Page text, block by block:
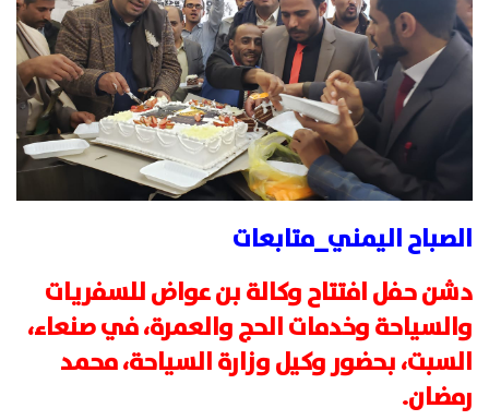
الصباح اليمني_متابعات
دشن حفل افتتاح وكالة بن عواض للسفريات
والسياحة وخدمات الحج والعمرة، في صنعاء،
السبت، بحضور وكيل وزارة السياحة، محمد
رمضان.